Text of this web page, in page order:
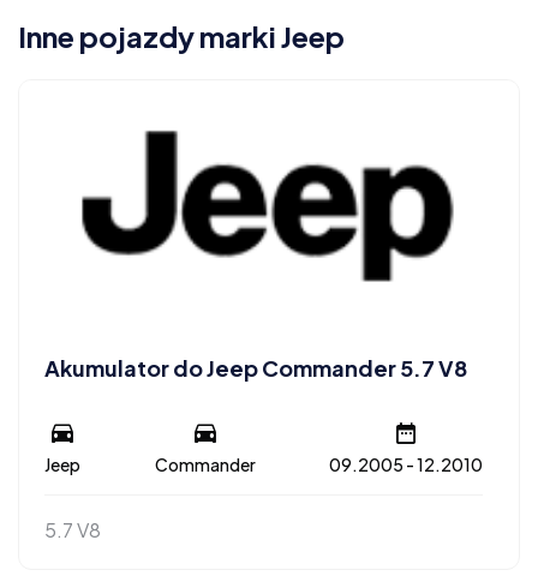
Inne pojazdy marki Jeep
Akumulator do Jeep Commander 5.7 V8
Jeep Commander 09.2005 - 12.2010
5.7 V8